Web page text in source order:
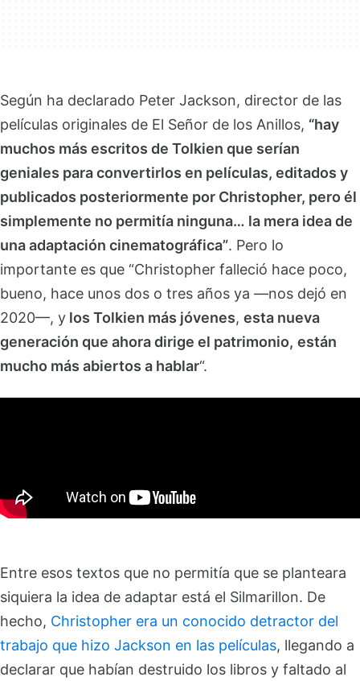
Según ha declarado Peter Jackson, director de las
películas originales de El Señor de los Anillos, “hay
muchos más escritos de Tolkien que serían
geniales para convertirlos en películas, editados y
publicados posteriormente por Christopher, pero él
simplemente no permitía ninguna… la mera idea de
una adaptación cinematográfica”. Pero lo
importante es que “Christopher falleció hace poco,
bueno, hace unos dos o tres años ya —nos dejó en
2020—, y los Tolkien más jóvenes, esta nueva
generación que ahora dirige el patrimonio, están
mucho más abiertos a hablar“.
Entre esos textos que no permitía que se planteara
siquiera la idea de adaptar está el Silmarillon. De
hecho, Christopher era un conocido detractor del
trabajo que hizo Jackson en las películas, llegando a
declarar que habían destruido los libros y faltado al